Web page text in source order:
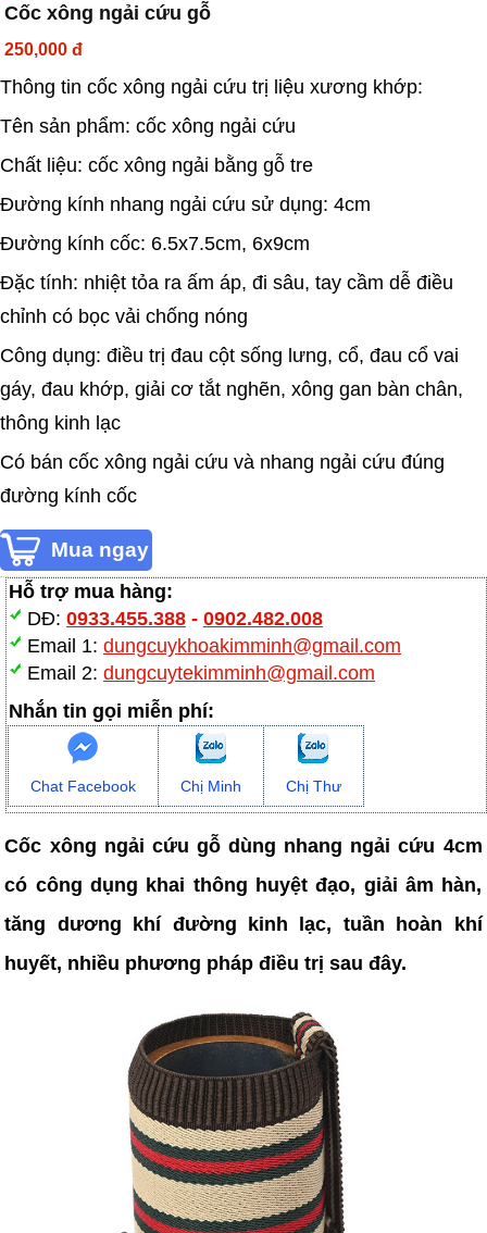
Cốc xông ngải cứu gỗ
250,000 đ
Thông tin cốc xông ngải cứu trị liệu xương khớp:
Tên sản phẩm: cốc xông ngải cứu
Chất liệu: cốc xông ngải bằng gỗ tre
Đường kính nhang ngải cứu sử dụng: 4cm
Đường kính cốc: 6.5x7.5cm, 6x9cm
Đặc tính: nhiệt tỏa ra ấm áp, đi sâu, tay cầm dễ điều
chỉnh có bọc vải chống nóng
Công dụng: điều trị đau cột sống lưng, cổ, đau cổ vai
gáy, đau khớp, giải cơ tắt nghẽn, xông gan bàn chân,
thông kinh lạc
Có bán cốc xông ngải cứu và nhang ngải cứu đúng
đường kính cốc
Hỗ trợ mua hàng:
DĐ: 0933.455.388- 0902.482.008
Email 1: dungcuykhoakimminh@gmail.com
Email 2: dungcuytekimminh@gmail.com
Nhắn tin gọi miễn phí:
Chat Facebook Chị Minh Chị Thư
Cốc xông ngải cứu gỗ dùng nhang ngải cứu 4cm
có công dụng khai thông huyệt đạo, giải âm hàn,
tăng dương khí đường kinh lạc, tuần hoàn khí
huyết, nhiều phương pháp điều trị sau đây.